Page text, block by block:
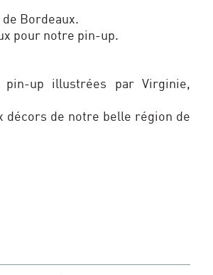
Bordeaux.
pour notre pin-up.
up illustrées par Virginie,
décors de notre belle région de